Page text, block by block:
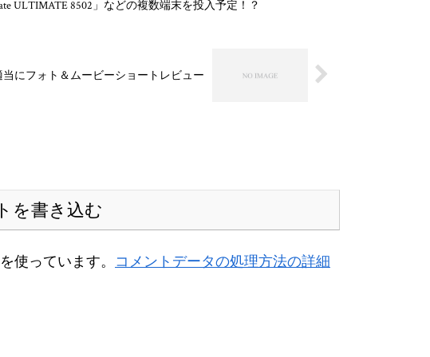
ULTIMATE 8502」などの複数端末を投入予定！？
にフォト＆ムービーショートレビュー
を書き込む
使っています。 コメントデータの処理方法の詳細